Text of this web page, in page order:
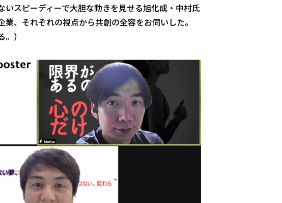
いスピーディーで大胆な動きを見せる旭化成・中村氏
、それぞれの視点から共創の全容をお伺いした。
）